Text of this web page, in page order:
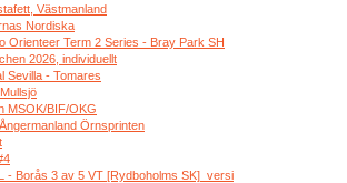
Västmanland
Nordiska
Orienteer Term 2 Series - Bray Park SH
2026, individuellt
Sevilla - Tomares
MSOK/BIF/OKG
Örnsprinten
- Borås 3 av 5 VT [Rydboholms SK]_versi